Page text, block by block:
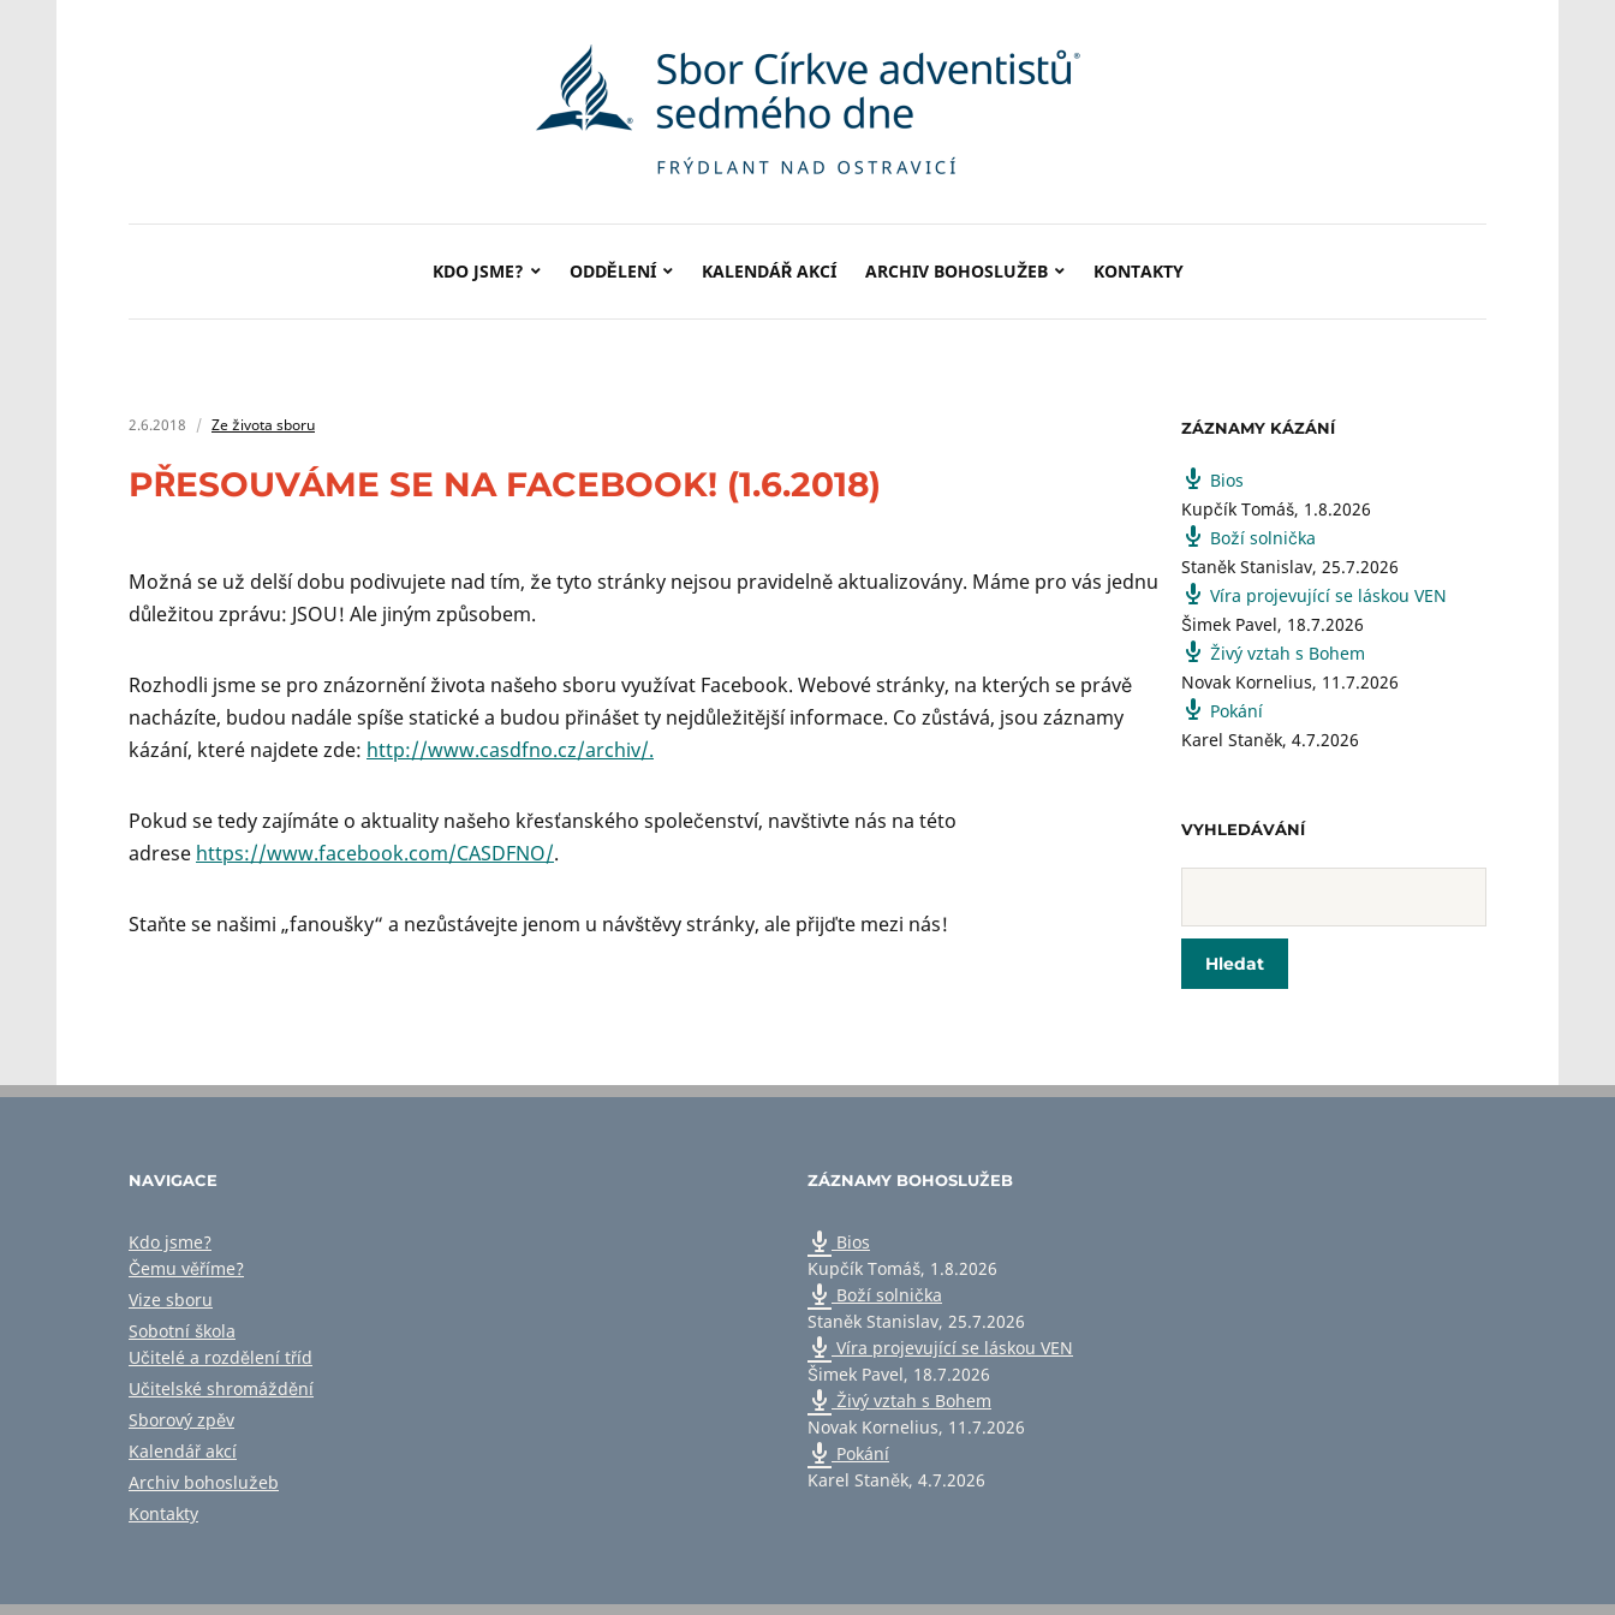
KDO JSME? ODDĚLENÍ KALENDÁŘ AKCÍ ARCHIV BOHOSLUŽEB KONTAKTY
2.6.2018 Ze života sboru
PŘESOUVÁME SE NA FACEBOOK! (1.6.2018)
Možná se už delší dobu podivujete nad tím, že tyto stránky nejsou pravidelně aktualizovány. Máme pro vás jednu
důležitou zprávu: JSOU! Ale jiným způsobem.
Rozhodli jsme se pro znázornění života našeho sboru využívat Facebook. Webové stránky, na kterých se právě
nacházíte, budou nadále spíše statické a budou přinášet ty nejdůležitější informace. Co zůstává, jsou záznamy
kázání, které najdete zde: http://www.casdfno.cz/archiv/.
Pokud se tedy zajímáte o aktuality našeho křesťanského společenství, navštivte nás na této
adrese https://www.facebook.com/CASDFNO/.
Staňte se našimi „fanoušky“ a nezůstávejte jenom u návštěvy stránky, ale přijďte mezi nás!
ZÁZNAMY KÁZÁNÍ
Bios
Kupčík Tomáš, 1.8.2026
Boží solnička
Staněk Stanislav,25.7.2026
Víra projevující se láskou VEN
Šimek Pavel, 18.7.2026
Živý vztah s Bohem
Novak Kornelius, 11.7.2026
Pokání
Karel Staněk,4.7.2026
VYHLEDÁVÁNÍ
NAVIGACE
Kdo jsme?
Čemu věříme?
Vize sboru
Sobotní škola
Učitelé a rozdělení tříd
Učitelské shromáždění
Sborový zpěv
Kalendář akcí
Archiv bohoslužeb
Kontakty
ZÁZNAMY BOHOSLUŽEB
Bios
Kupčík Tomáš, 1.8.2026
Boží solnička
Staněk Stanislav, 25.7.2026
Víra projevující se láskou VEN
Šimek Pavel, 18.7.2026
Živý vztah s Bohem
Novak Kornelius, 11.7.2026
Pokání
Karel Staněk, 4.7.2026